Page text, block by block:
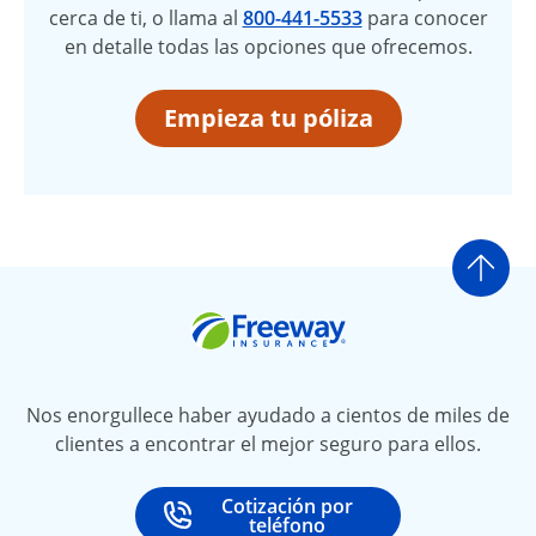
cerca de ti, o llama al 800-441-5533para conocer
en detalle todas las opciones que ofrecemos.
Empieza tu póliza
Ir
Nos enorgullece haber ayudado a cientos de miles de
clientes a encontrar el mejor seguro para ellos.
Call
Cotización por
teléfono
at